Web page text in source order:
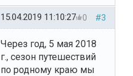
#3
0
15.04.2019 11:10:27
Через год, 5 мая 2018
г., сезон путешествий
по родному краю мы